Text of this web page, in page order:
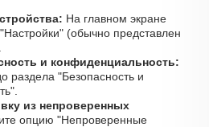
На главном экране
(обычно представлен
и конфиденциальность:
раздела "Безопасность и
из непроверенных
опцию "Непроверенные